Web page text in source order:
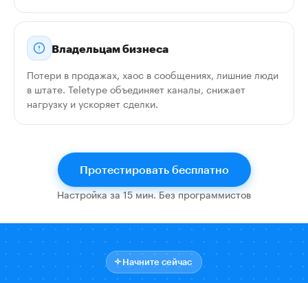
Владельцам бизнеса
Потери в продажах, хаос в сообщениях, лишние люди
в штате. Teletype объединяет каналы, снижает
нагрузку и ускоряет сделки.
Протестировать бесплатно
Настройка за 15 мин. Без программистов
Начните сейчас